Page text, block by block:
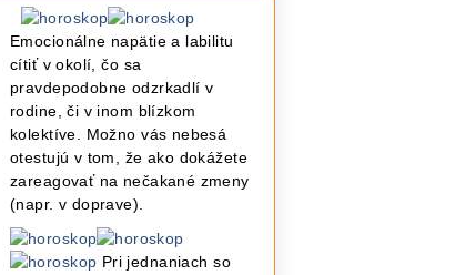
Emocionálne napätie a labilitu
cítiť v okolí, čo sa
pravdepodobne odzrkadlí v
rodine, či v inom blízkom
kolektíve. Možno vás nebesá
otestujú v tom, že ako dokážete
zareagovať na nečakané zmeny
(napr. v doprave).
Pri jednaniach so